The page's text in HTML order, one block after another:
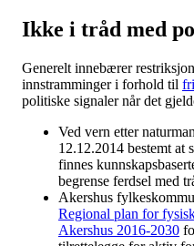
Ikke i tråd med
Generelt innebærer
innstramminger i forhold til
politiske signaler når det
Ved vern etter
12.12.2014 bestemt
finnes
begrense ferdsel med
Akershus
Regional plan for
Akershus 2016-2030